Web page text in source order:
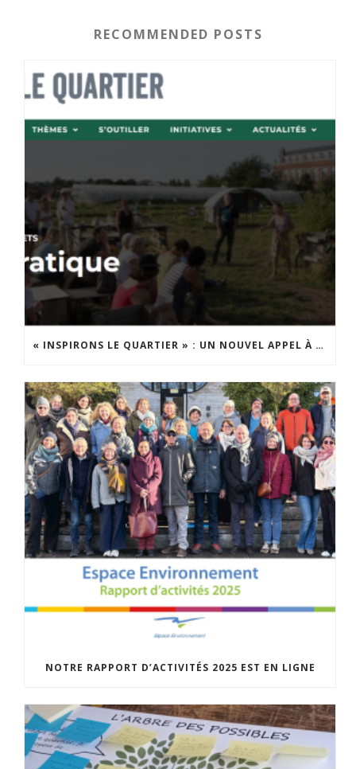
RECOMMENDED POSTS
« INSPIRONS LE QUARTIER » : UN NOUVEL APPEL À PROJETS EST LANCÉ !
NOTRE RAPPORT D’ACTIVITÉS 2025 EST EN LIGNE